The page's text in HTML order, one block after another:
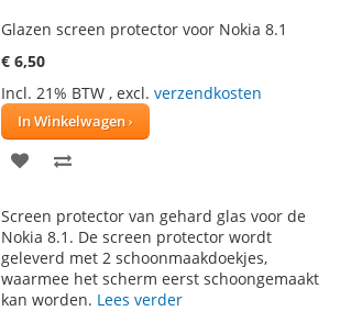
Glazen screen protector voor Nokia 8.1
€ 6,50
Incl. 21% BTW , excl. verzendkosten
In Winkelwagen
VOEG
AAN
VERLANGLIJST
TE
VERGELIJKEN
Screen protector van gehard glas voor de
Nokia 8.1. De screen protector wordt
geleverd met 2 schoonmaakdoekjes,
waarmee het scherm eerst schoongemaakt
kan worden. Lees verder